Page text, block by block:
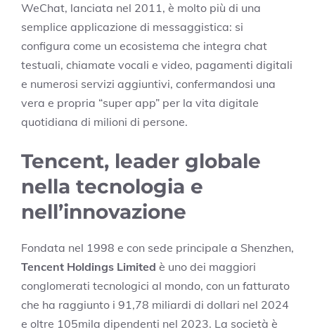
WeChat, lanciata nel 2011, è molto più di una
semplice applicazione di messaggistica: si
configura come un ecosistema che integra chat
testuali, chiamate vocali e video, pagamenti digitali
e numerosi servizi aggiuntivi, confermandosi una
vera e propria “super app” per la vita digitale
quotidiana di milioni di persone.
Tencent, leader globale
nella tecnologia e
nell’innovazione
Fondata nel 1998 e con sede principale a Shenzhen,
Tencent Holdings Limited è uno dei maggiori
conglomerati tecnologici al mondo, con un fatturato
che ha raggiunto i 91,78 miliardi di dollari nel 2024
e oltre 105mila dipendenti nel 2023. La società è